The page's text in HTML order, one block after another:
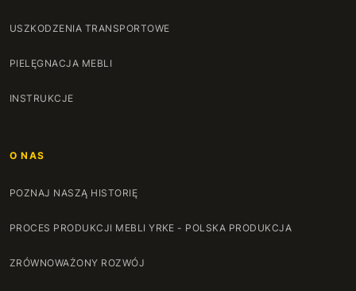
USZKODZENIA TRANSPORTOWE
PIELĘGNACJA MEBLI
INSTRUKCJE
O NAS
POZNAJ NASZĄ HISTORIĘ
PROCES PRODUKCJI MEBLI YRKE - POLSKA PRODUKCJA
ZRÓWNOWAŻONY ROZWÓJ